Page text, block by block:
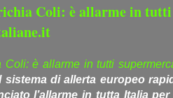
Coli: è allarme in tutti
è allarme in tutti
sistema di allerta europeo
l’allarme in tutta Italia per